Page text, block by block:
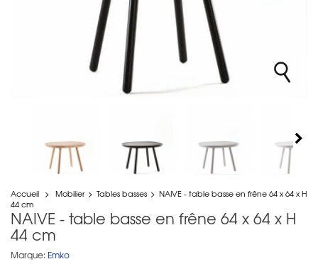
Accueil > Mobilier > Tables basses > NAIVE - table basse en frêne 64 x 64 x H
44 cm
NAIVE - table basse en frêne 64 x 64 x H
44 cm
Marque: Emko